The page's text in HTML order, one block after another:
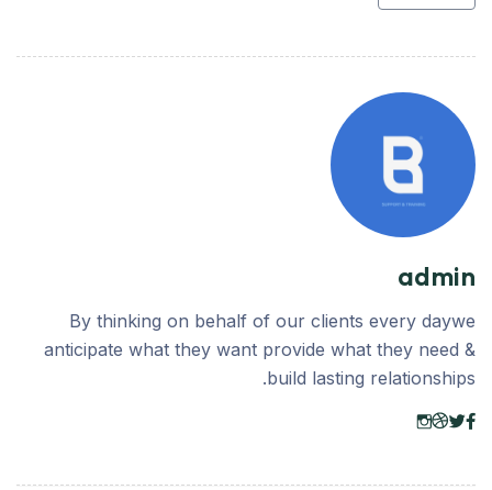
admin
By thinking on behalf of our clients every daywe
anticipate what they want provide what they need &
build lasting relationships.